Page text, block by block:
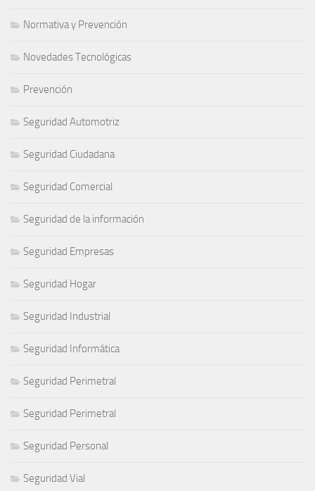
Normativa y Prevención
Novedades Tecnológicas
Prevención
Seguridad Automotriz
Seguridad Ciudadana
Seguridad Comercial
Seguridad de la información
Seguridad Empresas
Seguridad Hogar
Seguridad Industrial
Seguridad Informática
Seguridad Perimetral
Seguridad Perimetral
Seguridad Personal
Seguridad Vial